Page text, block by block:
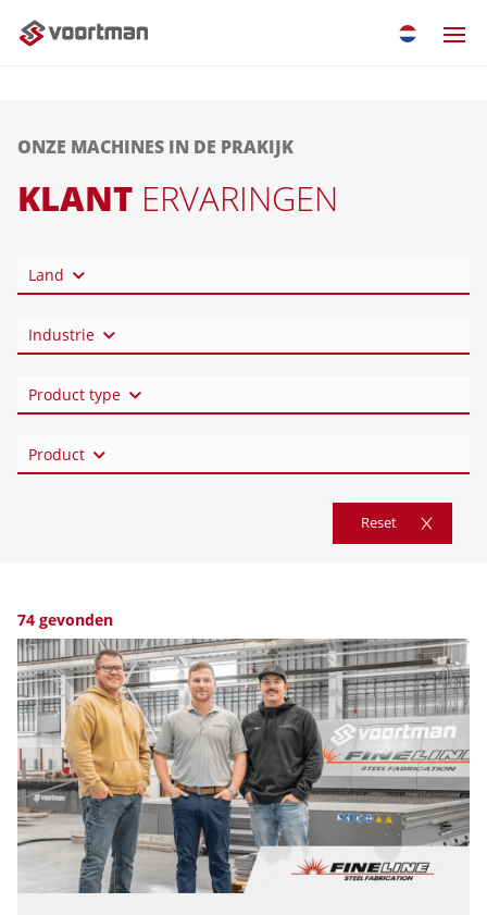
ONZE MACHINES IN DE PRAKIJK
KLANT ERVARINGEN
Land
Industrie
Product type
Product
Reset
74 gevonden